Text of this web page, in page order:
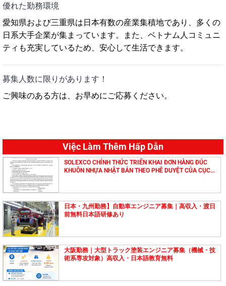
優れた勤務環境
愛知県および三重県は日本有数の産業集積地であり、多くの
日系大手企業が集まっています。また、ベトナム人コミュニ
ティも充実しているため、安心して生活できます。
募集人数に限りがあります！
ご興味のある方は、お早めにご応募ください。
Việc Làm Thêm Hấp Dẫn
SOLEXCO CHÍNH THỨC TRIỂN KHAI ĐƠN HÀNG ĐÚC
KHUÔN NHỰA NHẬT BẢN THEO PHÊ DUYỆT CỦA CỤC
日本・九州勤務】自動車エンジニア募集｜高収入・渡日
前無料日本語研修あり
大阪勤務｜大型トラック塗装エンジニア募集（機械・技
術系専攻対象）高収入・日本語教育無料